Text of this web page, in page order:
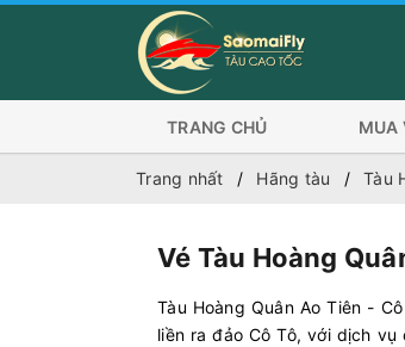
Hành
TRANG CHỦ MUA
Trang nhất Hãng tàu Tàu
Vé Tàu Hoàng
Tàu Hoàng Quân Ao Tiên -
liền ra đảo Cô Tô, với dịch